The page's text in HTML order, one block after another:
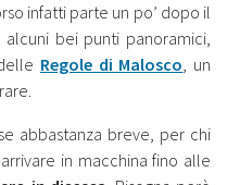
infatti parte un po’ dopo il
bei punti panoramici,
Regole di Malosco, un
abbastanza breve, per chi
in macchina fino alle